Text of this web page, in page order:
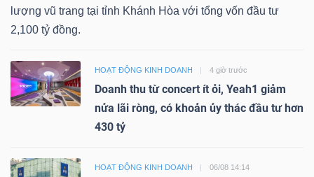
lượng vũ trang tại tỉnh Khánh Hòa với tổng vốn đầu tư
2,100 tỷ đồng.
HOẠT ĐỘNG KINH DOANH 4 giờ trước
Doanh thu từ concert ít ỏi, Yeah1 giảm
nửa lãi ròng, có khoản ủy thác đầu tư hơn
430 tỷ
HOẠT ĐỘNG KINH DOANH 06/08 14:14